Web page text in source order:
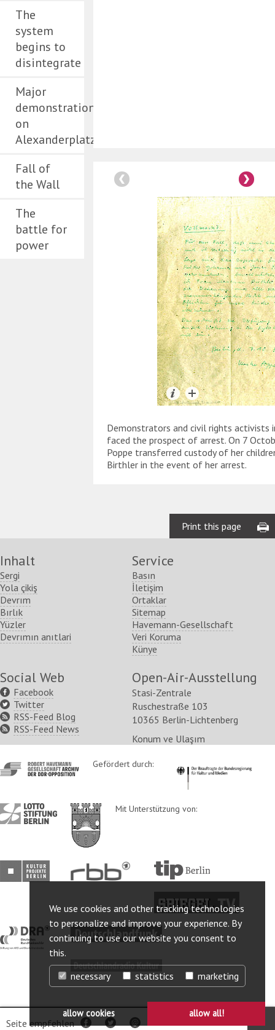
We use cookies and other tracking technologies
to personalize and improve your experience. By
continuing to use our website you consent to
this.
necessary
statistics marketing
allow cookies allow all!
The
system
begins to
disintegrate
Major
demonstration
on
Alexanderplatz
Fall of
the Wall
The
battle for
power
Demonstrators and civil rights activists
faced the prospect of arrest. On 7
Poppe transferred custody of her
Birthler in the event of her arrest.
Seite empfehlen FacebookTwitterper
Print this page
Inhalt
Sergi
Yola çikiş
Devrım
Bırlık
Yüzler
Devrımın anıtlari
Service
Basın
İletişim
Ortaklar
Sitemap
Havemann-Gesellschaft
Veri Koruma
Künye
Social Web
Facebook
Twitter
RSS-Feed Blog
RSS-Feed News
Open-Air-Ausstellung
Stasi-Zentrale
Ruschestraße 103
10365 Berlin-Lichtenberg
Konum ve Ulaşım
http://www.havemann-
gesellschaft.de/
Gefördert durch: http://
http://www.lotto-
stiftung-
http://www.berlin.de/ba-
lichtenberg/
Mit Unterstützung von:
http://www.kulturprojekte-
berlin.de/
http://www.rbb-
online.de/
http://www.tip-
berlin.de/
http://www.spiegel.tv/
http://www.dra.de/http://www.deutschlandfunk.de/
http://www.deutschlandradiokultur.de/
© 2025 Robert-Havemann-Gesellschaft Webanalyse ausschalten